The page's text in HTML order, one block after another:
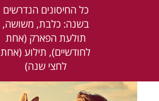
כל החיסונים הנדרשים
בשנה: כלבת, משושה,
תולעת הפארק (אחת
לחודשיים), תילוע (אחת
לחצי שנה)